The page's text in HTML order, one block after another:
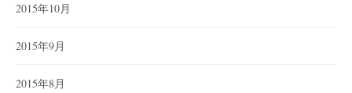
2015年10月
2015年9月
2015年8月